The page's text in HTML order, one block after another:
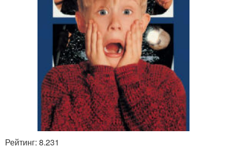
Рейтинг: 8.231